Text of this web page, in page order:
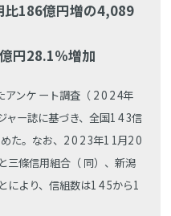
比186億円増の4,089
円28.1％増加
ンケ ート調査（ 2 0 2 4年
ャー誌に基づき、全国1 4 3信
た。なお、2 0 2 3年1 1月2 0
三條信用組合（ 同）、新潟
により、信組数は1 4 5から1